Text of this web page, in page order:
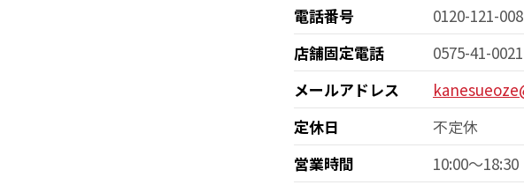
電話番号
0120-121-008
店舗固定電話
0575-41-0021
メールアドレス
定休日
不定休
営業時間
10:00～18:30